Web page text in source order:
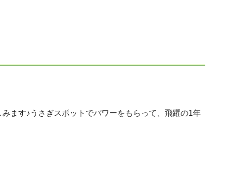
ます♪うさぎスポットでパワーをもらって、飛躍の1年